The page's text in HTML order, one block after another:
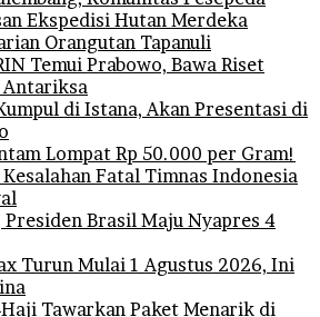
Ekspedisi Hutan Merdeka
Orangutan Tapanuli
Temui Prabowo, Bawa Riset
di Istana, Akan Presentasi di
Lompat Rp 50.000 per Gram!
Fatal Timnas Indonesia
Presiden Brasil Maju Nyapres 4
Turun Mulai 1 Agustus 2026, Ini
Tawarkan Paket Menarik di